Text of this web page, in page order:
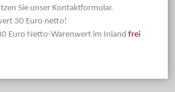
Sie unser Kontaktformular.
30 Euro netto!
Euro Netto-Warenwert im Inland frei